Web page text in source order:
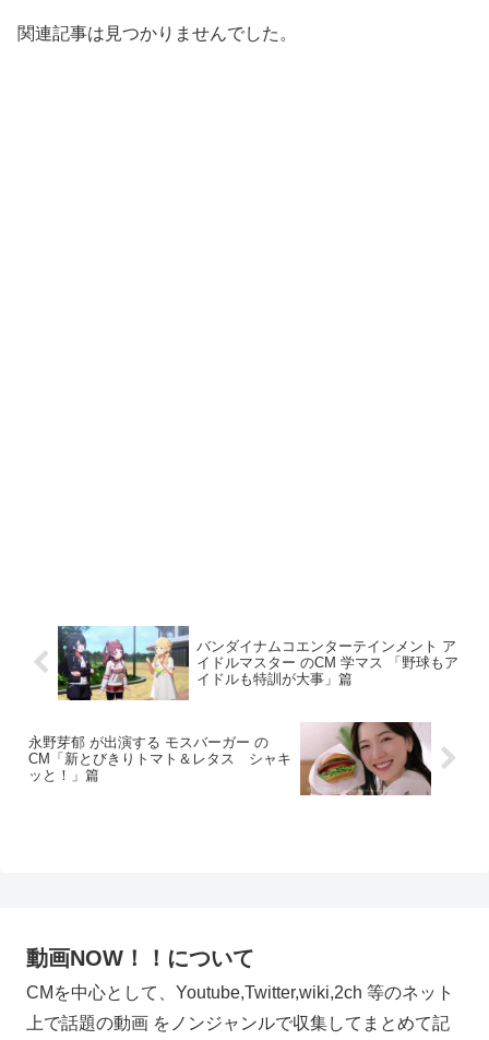
関連記事は見つかりませんでした。
バンダイナムコエンターテインメント ア
イドルマスター のCM 学マス 「野球もア
イドルも特訓が大事」篇
永野芽郁 が出演する モスバーガー の
CM「新とびきりトマト＆レタス シャキ
ッと！」篇
動画NOW！！について
CMを中心として、Youtube,Twitter,wiki,2ch 等のネット
上で話題の動画 をノンジャンルで収集してまとめて記